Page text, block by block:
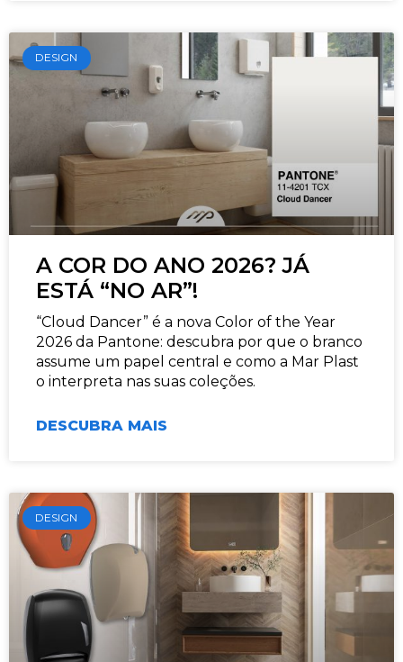
DESIGN
A COR DO ANO 2026? JÁ
ESTÁ “NO AR”!
“Cloud Dancer” é a nova Color of the Year
2026 da Pantone: descubra por que o branco
assume um papel central e como a Mar Plast
o interpreta nas suas coleções.
DESCUBRA MAIS
DESIGN